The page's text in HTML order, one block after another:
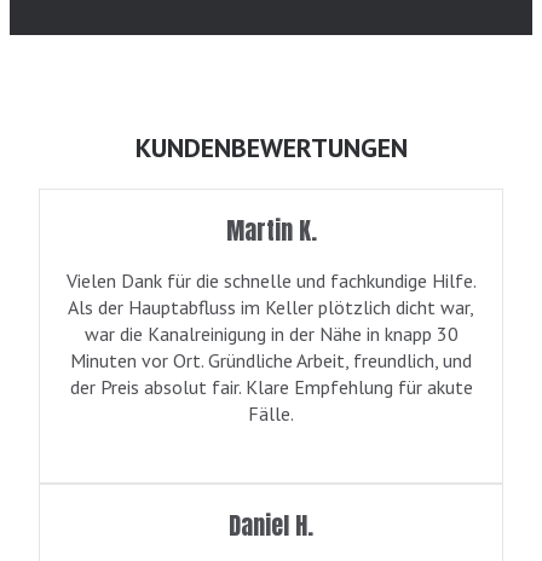
KUNDENBEWERTUNGEN
Martin K.
Vielen Dank für die schnelle und fachkundige Hilfe.
Als der Hauptabfluss im Keller plötzlich dicht war,
war die Kanalreinigung in der Nähe in knapp 30
Minuten vor Ort. Gründliche Arbeit, freundlich, und
der Preis absolut fair. Klare Empfehlung für akute
Fälle.
Daniel H.